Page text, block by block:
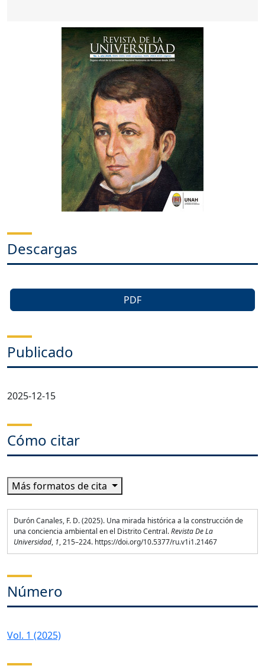
Descargas
PDF
Publicado
2025-12-15
Cómo citar
Más formatos de cita
Durón Canales, F. D. (2025). Una mirada histórica a la construcción de
una conciencia ambiental en el Distrito Central.Revista De La
Universidad, 1, 215–224. https://doi.org/10.5377/ru.v1i1.21467
Número
Vol. 1 (2025)